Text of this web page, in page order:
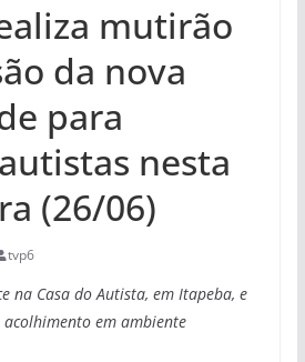
mutirão
da nova
para
nesta
(26/06)
tvp6
na Casa do Autista, em Itapeba, e
em ambiente